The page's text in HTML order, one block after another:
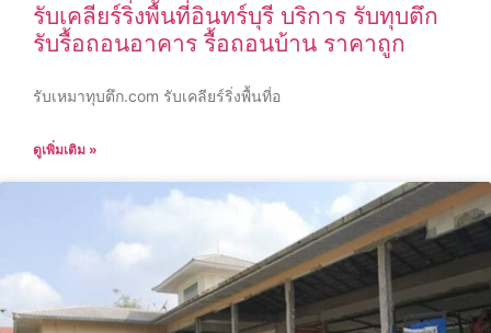
รับเคลียร์ริ่งพื้นที่อินทร์บุรี บริการ รับทุบตึก
รับรื้อถอนอาคาร รื้อถอนบ้าน ราคาถูก
รับเหมาทุบตึก.com รับเคลียร์ริ่งพื้นที่อ
ดูเพิ่มเติม »